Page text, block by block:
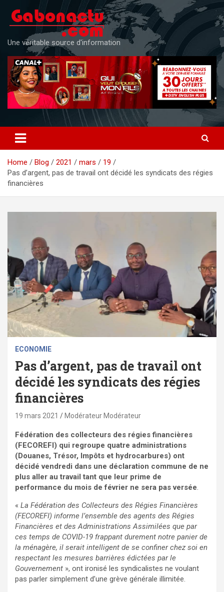
content
Une véritable source d'information
Home Blog 2021 mars
19
Pas d’argent, pas de travail ont décidé les syndicats des régies
financières
ECONOMIE
Pas d’argent, pas de travail ont
décidé les syndicats des régies
financières
19 mars 2021 Modérateur Modérateur
Fédération des collecteurs des régies financières
(FECOREFI) qui regroupe quatre administrations
(Douanes, Trésor, Impôts et hydrocarbures) ont
décidé vendredi dans une déclaration commune de ne
plus aller au travail tant que leur prime de
performance du mois de février ne sera pas versée.
« La Fédération des Collecteurs des Régies Financières
(FECOREFI) informe l’ensemble des agents des Régies
Financières et des Administrations Assimilées que par
ces temps de COVID-19 frappant durement notre panier de
la ménagère, il serait intelligent de se confiner chez soi en
respectant les mesures barrières édictées par le
Gouvernement », ont ironisé les syndicalistes ne voulant
pas parler simplement d’une grève générale illimitée.